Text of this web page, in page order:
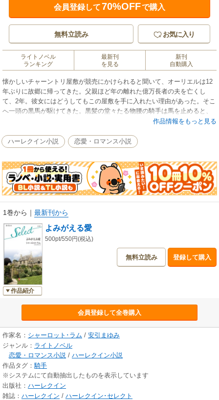
会員登録して70%OFFで購入
無料立読み お気に入り
ライトノベル
ランキング
最新刊
を見る
新刊
自動購入
懐かしいチャーントリ屋敷が競売にかけられると聞いて、オーリエルは12
年ぶりに故郷に帰ってきた。父親ほど年の離れた億万長者の夫を亡くし
て、2年。彼女にはどうしてもこの屋敷を手に入れたい理由があった。そこ
へ一頭の黒馬が駆けてきた。黒髪の堂々たる物腰の騎手は馬を止めると、
オーリエルを見おろした。デヴィル・ハガード――私を残酷な形で裏切っ
が真っ先に声をあげた。オーリエルはつぶやいた。「絶対にデヴィルの手
には渡さないわ。私が生きている限り」■起伏に富んだ心情描写で読者をと
りこにする、シャーロット・ラムの名作をお贈りします。実らなかった初
恋に隠されたせつない真実とは?!
作品情報をもっと見る
ハーレクイン小説 恋愛・ロマンス小説
1巻から ｜ 最新刊から
作品紹介
よみがえる愛
500pt/550円(税込)
無料立読み 登録して購入
会員登録して全巻購入
作家名： シャーロット･ラム / 安引まゆみ
ジャンル： ライトノベル
恋愛・ロマンス小説 / ハーレクイン小説
作品タグ： 騎手
※システムにて自動抽出したものを表示しています
出版社： ハーレクイン
雑誌： ハーレクイン / ハーレクイン･セレクト